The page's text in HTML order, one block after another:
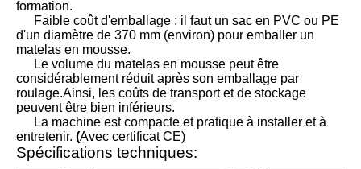
formation.
Faible coût d'emballage : il faut un sac en PVC ou PE
d'un diamètre de 370 mm (environ) pour emballer un
matelas en mousse.
Le volume du matelas en mousse peut être
considérablement réduit après son emballage par
roulage.Ainsi, les coûts de transport et de stockage
peuvent être bien inférieurs.
La machine est compacte et pratique à installer et à
entretenir. (Avec certificat CE)
Spécifications techniques: